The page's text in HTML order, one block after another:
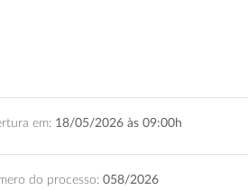
em: 18/05/2026 às 09:00h
do processo: 058/2026